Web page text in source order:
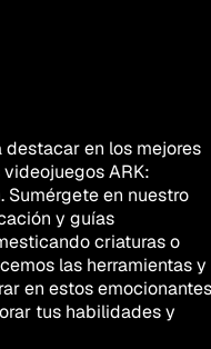
en los mejores
ARK:
Sumérgete en nuestro
y guías
criaturas o
las herramientas y
en estos emocionantes
tus habilidades y